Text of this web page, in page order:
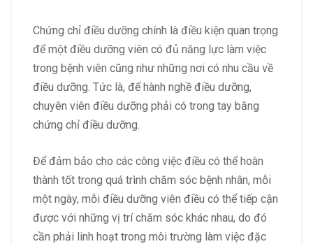
Chứng chỉ điều dưỡng chính là điều kiện quan trọng
để một điều dưỡng viên có đủ năng lực làm việc
trong bệnh viên cũng như những nơi có nhu cầu về
điều dưỡng. Tức là, để hành nghề điều dưỡng,
chuyên viên điều dưỡng phải có trong tay bằng
chứng chỉ điều dưỡng.
Để đảm bảo cho các công việc điều có thể hoàn
thành tốt trong quá trình chăm sóc bệnh nhân, mỗi
một ngày, mỗi điều dưỡng viên điều có thể tiếp cận
được với những vị trí chăm sóc khác nhau, do đó
cần phải linh hoạt trong môi trường làm việc đặc